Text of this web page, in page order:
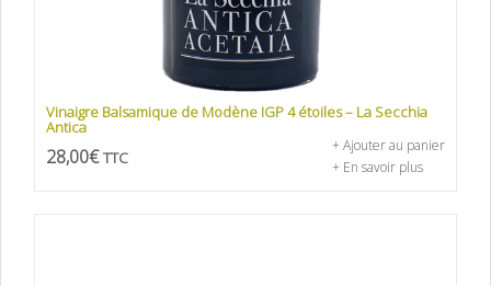
Vinaigre Balsamique de Modène IGP 4 étoiles – La Secchia
Antica
28,00€ TTC
+ Ajouter au panier
+ En savoir plus